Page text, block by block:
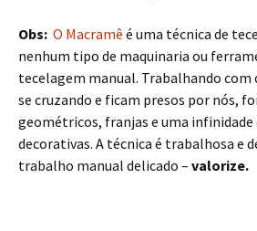
Obs: O Macramê é uma técnica de
nenhum tipo de maquinaria ou
tecelagem manual. Trabalhando com
se cruzando e ficam presos por nós,
geométricos, franjas e uma infinidade
decorativas. A técnica é trabalhosa e
trabalho manual delicado – valorize.